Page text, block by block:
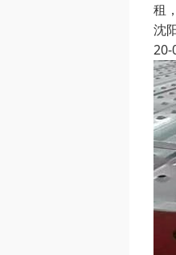
租
沈
20-